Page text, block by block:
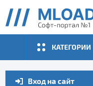
КАТЕГОРИИ
Вход на сайт